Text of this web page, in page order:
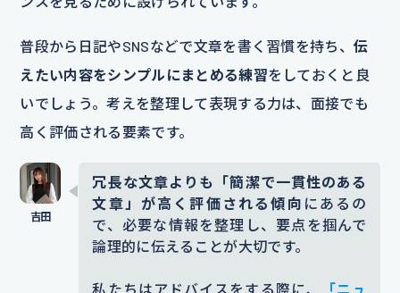
普段から日記やSNSなどで文章を書く習慣を持ち、伝
えたい内容をシンプルにまとめる練習をしておくと良
いでしょう。考えを整理して表現する力は、面接でも
高く評価される要素です。
冗長な文章よりも「簡潔で一貫性のある
文章」が高く評価される傾向 にあるの
で、必要な情報を整理し、要点を掴んで
論理的に伝えることが大切です。
私たちはアドバイスをする際に、
「ニュ